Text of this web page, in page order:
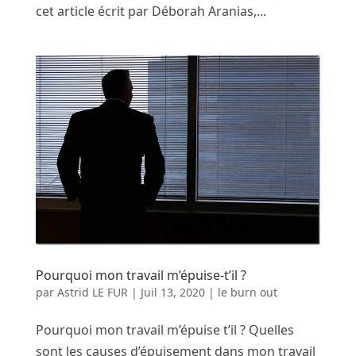
cet article écrit par Déborah Aranias,...
Pourquoi mon travail m’épuise-t’il ?
par Astrid LE FUR| Juil 13, 2020| le burn out
Pourquoi mon travail m’épuise t’il ? Quelles
sont les causes d’épuisement dans mon travail